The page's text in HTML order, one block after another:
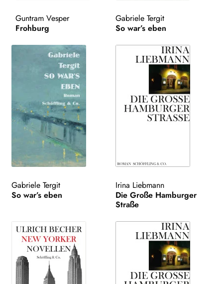
AKTUELLES
WEITERE VERLAGE
Search:
Guntram Vesper
Frohburg
Gabriele Tergit
So war’s eben
Gabriele Tergit
So war’s eben
Irina Liebmann
Die Große Hamburger
Straße